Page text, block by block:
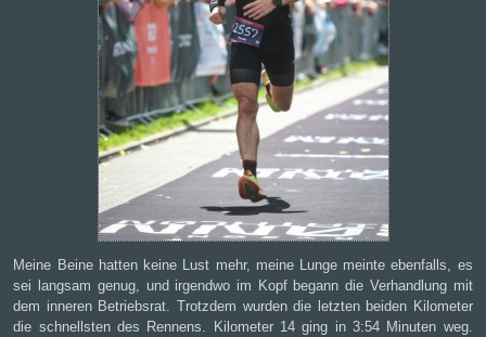
Meine Beine hatten keine Lust mehr, meine Lunge meinte ebenfalls, es
sei langsam genug, und irgendwo im Kopf begann die Verhandlung mit
dem inneren Betriebsrat. Trotzdem wurden die letzten beiden Kilometer
die schnellsten des Rennens. Kilometer 14 ging in 3:54 Minuten weg.